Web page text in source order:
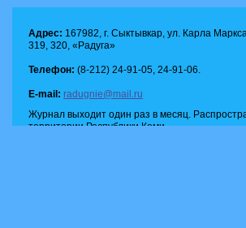
Адрес: 167982, г. Сыктывкар, ул. Карла
319, 320, «Радуга»
Телефон: (8-212) 24-91-05, 24-91-06.
E-mail: radugnie@mail.ru
Журнал выходит один раз в месяц.
территории Республики Коми.